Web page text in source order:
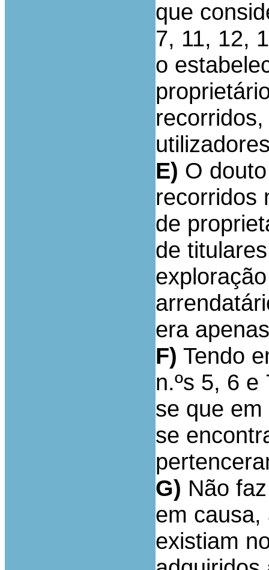
que
7, 11, 12,
o
E) O
recorridos
de
de
era
F) Tendo
n.ºs 5, 6
se que
se
G) Não
em causa,
existiam